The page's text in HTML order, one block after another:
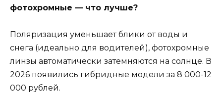
фотохромные — что лучше?
Поляризация уменьшает блики от воды и
снега (идеально для водителей), фотохромные
линзы автоматически затемняются на солнце. В
2026 появились гибридные модели за 8 000-12
000 рублей.